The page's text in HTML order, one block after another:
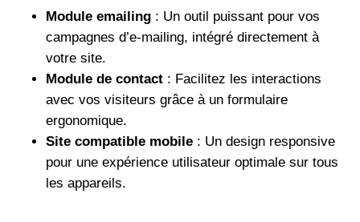
Module emailing: Un outil puissant pour vos
campagnes d’e-mailing, intégré directement à
votre site.
Module de contact: Facilitez les interactions
avec vos visiteurs grâce à un formulaire
ergonomique.
Site compatible mobile: Un design responsive
pour une expérience utilisateur optimale sur tous
les appareils.